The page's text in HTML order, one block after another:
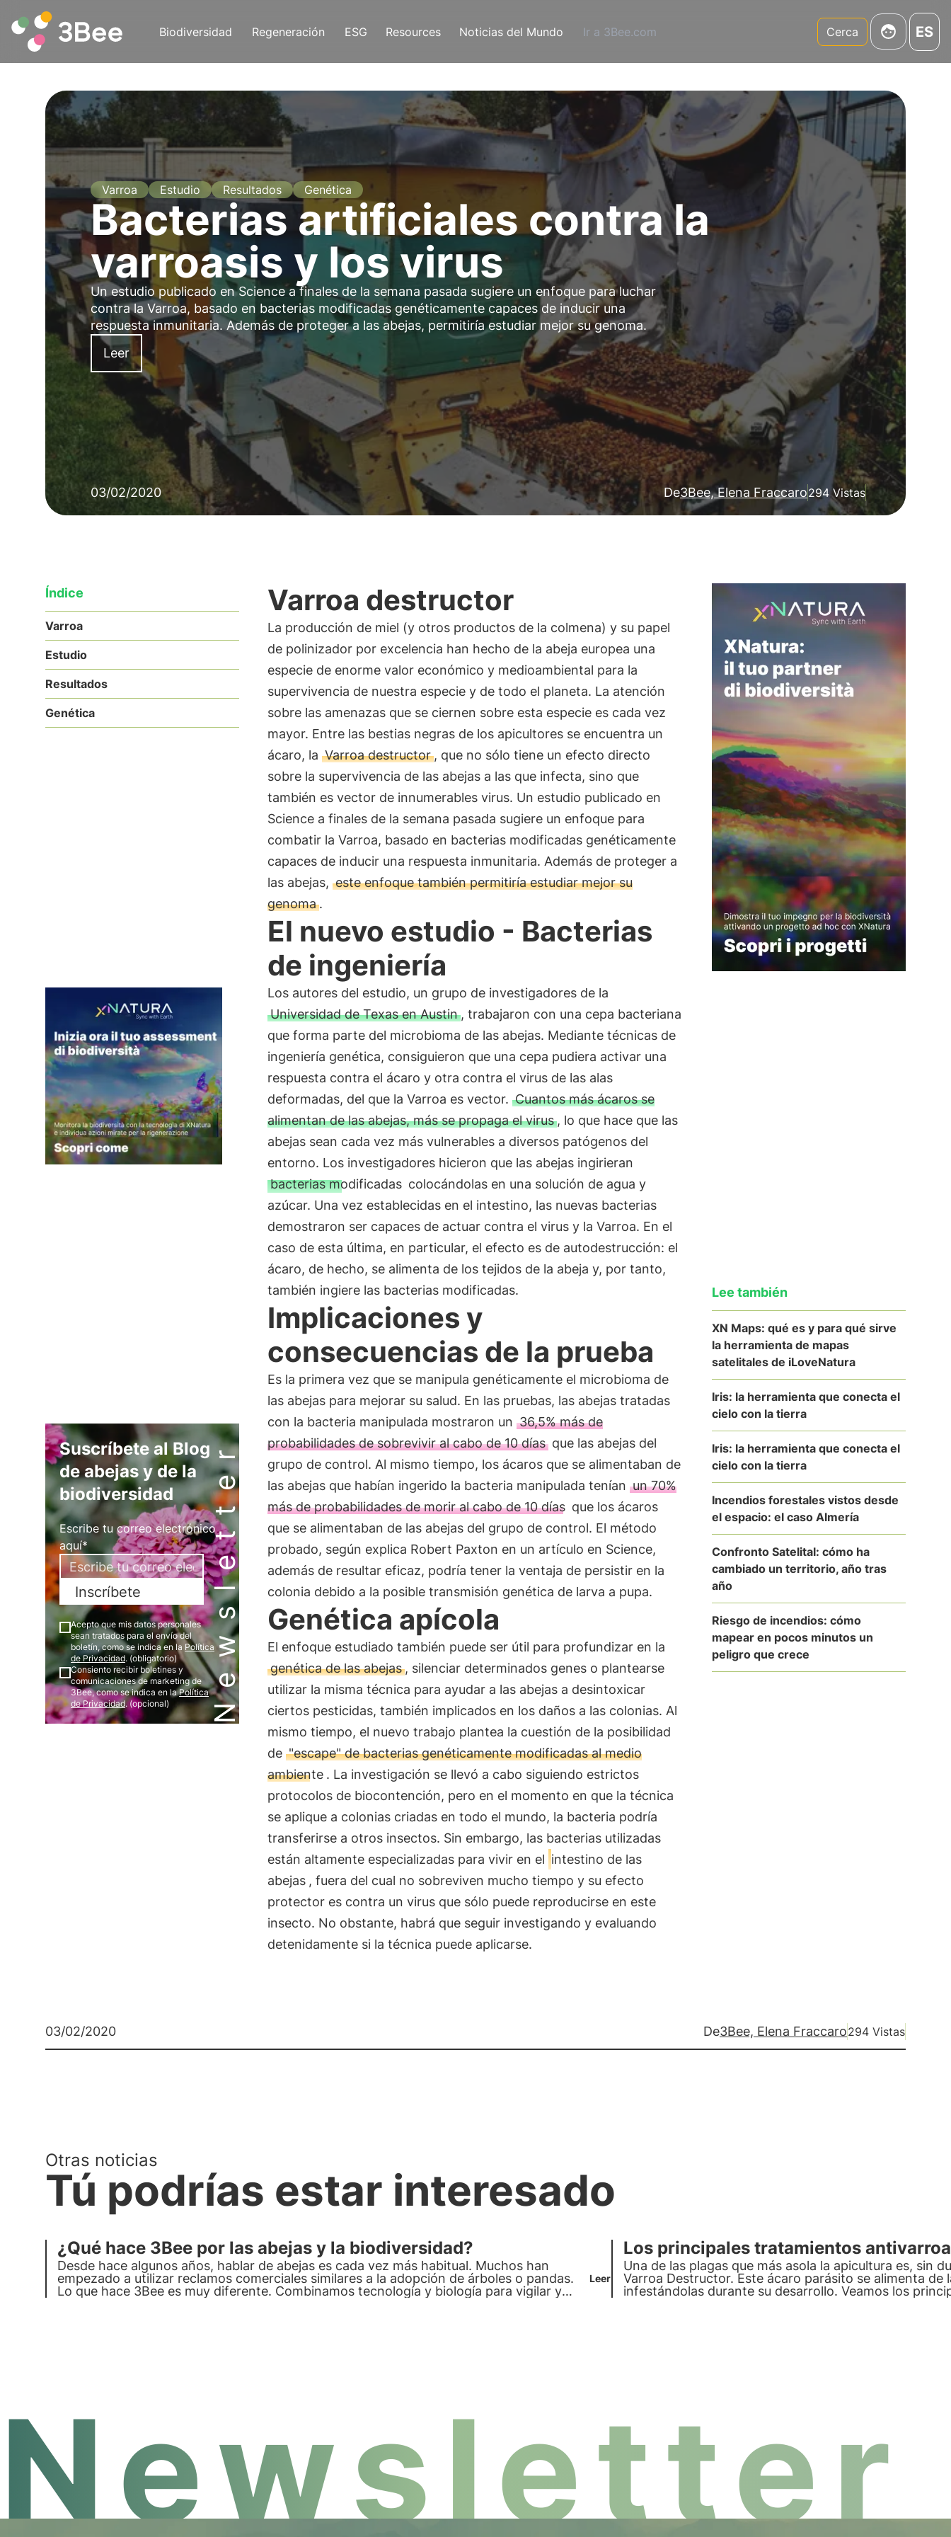
Biodiversidad Regeneración ESG Resources Noticias del Mundo Ir a 3Bee.com Cerca ES
Varroa Estudio Resultados Genética
Bacterias artificiales contra la
varroasis y los virus
Un estudio publicado en Science a finales de la semana pasada sugiere un enfoque para luchar
contra la Varroa, basado en bacterias modificadas genéticamente capaces de inducir una
respuesta inmunitaria. Además de proteger a las abejas, permitiría estudiar mejor su genoma.
Leer
03/02/2020 De3Bee, Elena Fraccaro294 Vistas
Índice
Varroa
Estudio
Resultados
Genética
Newsletter
Suscríbete al Blog
de abejas y de la
biodiversidad
Escribe tu correo electrónico
aquí*
Inscríbete
Acepto que mis datos personales
sean tratados para el envío del
boletín, como se indica en la Política
de Privacidad. (obligatorio)
Consiento recibir boletines y
comunicaciones de marketing de
3Bee, como se indica en laPolítica
de Privacidad. (opcional)
Varroa destructor
La producción de miel (y otros productos de la colmena) y su papel
de polinizador por excelencia han hecho de la abeja europea una
especie de enorme valor económico y medioambiental para la
supervivencia de nuestra especie y de todo el planeta. La atención
sobre las amenazas que se ciernen sobre esta especie es cada vez
mayor. Entre las bestias negras de los apicultores se encuentra un
ácaro, la Varroa destructor, que no sólo tiene un efecto directo
sobre la supervivencia de las abejas a las que infecta, sino que
también es vector de innumerables virus. Un estudio publicado en
Science a finales de la semana pasada sugiere un enfoque para
combatir la Varroa, basado en bacterias modificadas genéticamente
capaces de inducir una respuesta inmunitaria. Además de proteger a
las abejas, este enfoque también permitiría estudiar mejor su
genoma.
El nuevo estudio - Bacterias
de ingeniería
Los autores del estudio, un grupo de investigadores de la
Universidad de Texas en Austin, trabajaron con una cepa bacteriana
que forma parte del microbioma de las abejas. Mediante técnicas de
ingeniería genética, consiguieron que una cepa pudiera activar una
respuesta contra el ácaro y otra contra el virus de las alas
deformadas, del que la Varroa es vector. Cuantos más ácaros se
alimentan de las abejas, más se propaga el virus, lo que hace que las
abejas sean cada vez más vulnerables a diversos patógenos del
entorno. Los investigadores hicieron que las abejas ingirieran
bacterias modificadas colocándolas en una solución de agua y
azúcar. Una vez establecidas en el intestino, las nuevas bacterias
demostraron ser capaces de actuar contra el virus y la Varroa. En el
caso de esta última, en particular, el efecto es de autodestrucción: el
ácaro, de hecho, se alimenta de los tejidos de la abeja y, por tanto,
también ingiere las bacterias modificadas.
Implicaciones y
consecuencias de la prueba
Es la primera vez que se manipula genéticamente el microbioma de
las abejas para mejorar su salud. En las pruebas, las abejas tratadas
con la bacteria manipulada mostraron un 36,5% más de
probabilidades de sobrevivir al cabo de 10 díasque las abejas del
grupo de control. Al mismo tiempo, los ácaros que se alimentaban de
las abejas que habían ingerido la bacteria manipulada tenían un 70%
más de probabilidades de morir al cabo de 10 días que los ácaros
que se alimentaban de las abejas del grupo de control. El método
probado, según explica Robert Paxton en un artículo en Science,
además de resultar eficaz, podría tener la ventaja de persistir en la
colonia debido a la posible transmisión genética de larva a pupa.
Genética apícola
El enfoque estudiado también puede ser útil para profundizar en la
genética de las abejas, silenciar determinados genes o plantearse
utilizar la misma técnica para ayudar a las abejas a desintoxicar
ciertos pesticidas, también implicados en los daños a las colonias. Al
mismo tiempo, el nuevo trabajo plantea la cuestión de la posibilidad
de "escape" de bacterias genéticamente modificadas al medio
ambiente . La investigación se llevó a cabo siguiendo estrictos
protocolos de biocontención, pero en el momento en que la técnica
se aplique a colonias criadas en todo el mundo, la bacteria podría
transferirse a otros insectos. Sin embargo, las bacterias utilizadas
están altamente especializadas para vivir en el intestino de las
abejas , fuera del cual no sobreviven mucho tiempo y su efecto
protector es contra un virus que sólo puede reproducirse en este
insecto. No obstante, habrá que seguir investigando y evaluando
detenidamente si la técnica puede aplicarse.
Lee también
XN Maps: qué es y para qué sirve
la herramienta de mapas
satelitales de iLoveNatura
Iris: la herramienta que conecta el
cielo con la tierra
Iris: la herramienta que conecta el
cielo con la tierra
Incendios forestales vistos desde
el espacio: el caso Almería
Confronto Satelital: cómo ha
cambiado un territorio, año tras
año
Riesgo de incendios: cómo
mapear en pocos minutos un
peligro que crece
03/02/2020 De3Bee, Elena Fraccaro294 Vistas
Otras noticias
Tú podrías estar interesado
¿Qué hace 3Bee por las abejas y la biodiversidad?
Desde hace algunos años, hablar de abejas es cada vez más habitual. Muchos han
empezado a utilizar reclamos comerciales similares a la adopción de árboles o pandas.
Lo que hace 3Bee es muy diferente. Combinamos tecnología y biología para vigilar y
Leer
Los principales tratamientos
Una de las plagas que más asola la apicultura es, sin
Varroa Destructor. Este ácaro parásito se alimenta de
infestándolas durante su desarrollo. Veamos los
Newsletter